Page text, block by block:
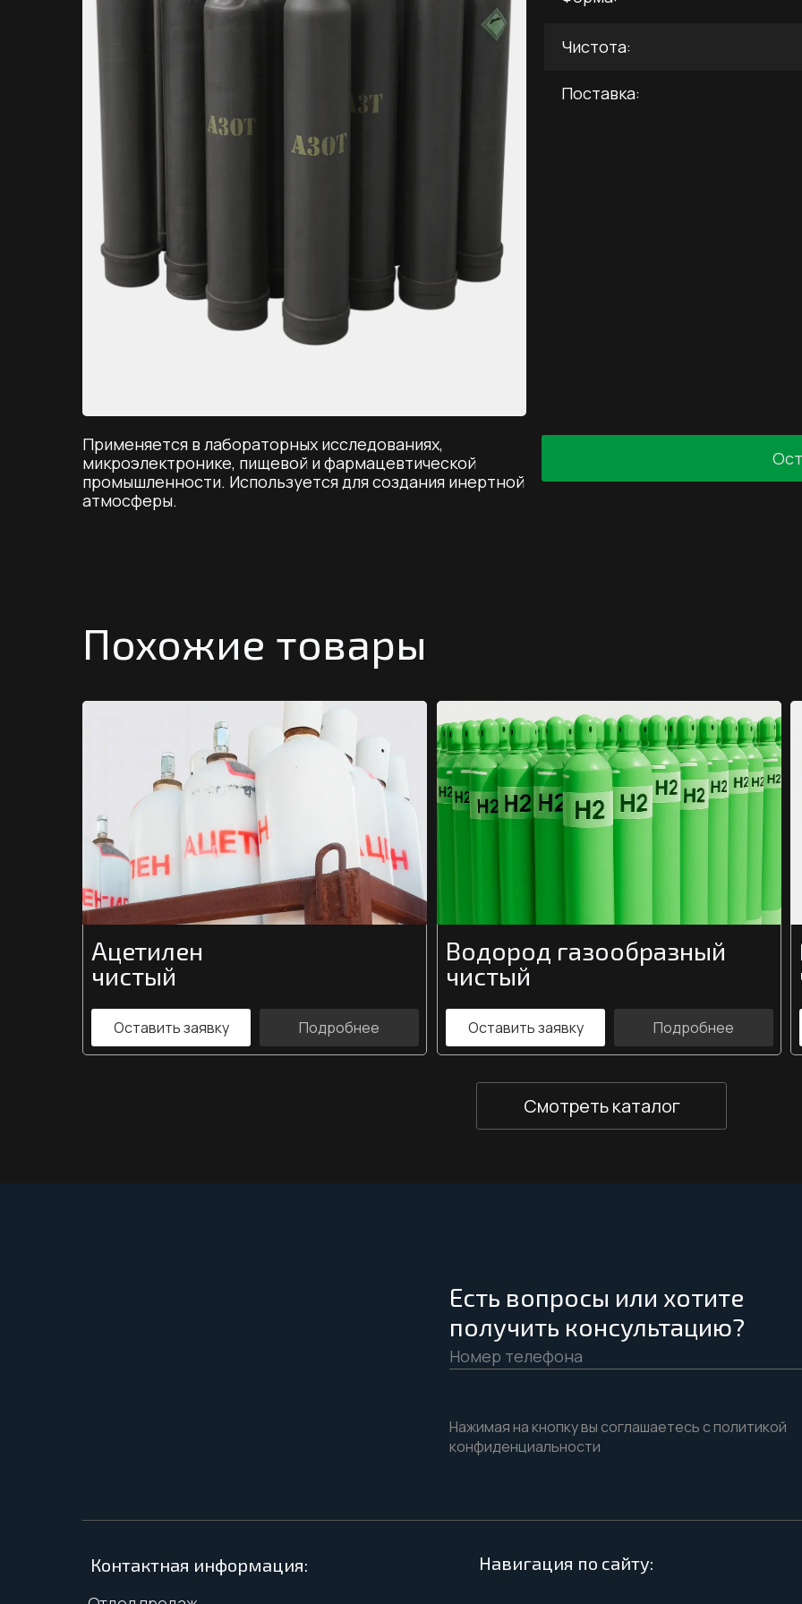
Применяется в лабораторных исследованиях,
микроэлектронике, пищевой и фармацевтической
промышленности. Используется для создания инертной
атмосферы.
Чистота:
Поставка:
Оставить заявку Подробнее
Водород газообразный
чистый
Оставить заявку Подробнее
Ацетилен
чистый
Похожие товары
Смотреть каталог
Контактная информация: Навигация по сайту:
Нажимая на кнопку вы соглашаетесь с политикой
конфиденциальности
Есть вопросы или хотите
получить консультацию?